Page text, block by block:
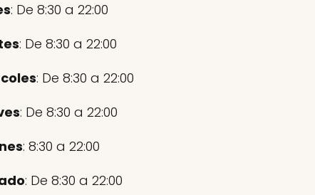
: De 8:30 a 22:00
: De 8:30 a 22:00
: De 8:30 a 22:00
: De 8:30 a 22:00
: 8:30 a 22:00
: De 8:30 a 22:00